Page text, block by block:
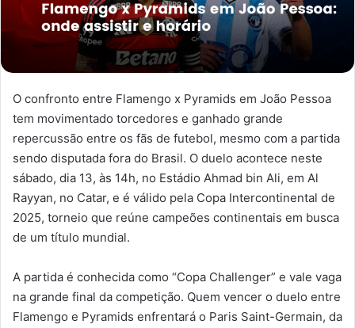
O confronto entre Flamengo x Pyramids em João Pessoa
tem movimentado torcedores e ganhado grande
repercussão entre os fãs de futebol, mesmo com a partida
sendo disputada fora do Brasil. O duelo acontece neste
sábado, dia 13, às 14h, no Estádio Ahmad bin Ali, em Al
Rayyan, no Catar, e é válido pela Copa Intercontinental de
2025, torneio que reúne campeões continentais em busca
de um título mundial.
A partida é conhecida como “Copa Challenger” e vale vaga
na grande final da competição. Quem vencer o duelo entre
Flamengo e Pyramids enfrentará o Paris Saint-Germain, da